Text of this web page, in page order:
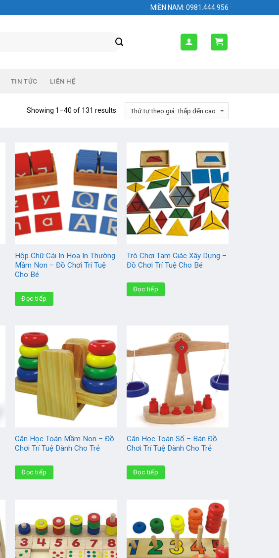
MIỀN NAM: 0981.444.956
TIN TỨC LIÊN HỆ
Showing 1–40 of 131 results
Hộp Chữ Cái In Hoa In Thường
Mầm Non – Đồ Chơi Trí Tuệ
Cho Bé
Đọc tiếp
Trò Chơi Tam Giác Xây Dựng –
Đồ Chơi Trí Tuệ Cho Bé
Đọc tiếp
Cân Học Toán Mầm Non – Đồ
Chơi Trí Tuệ Dành Cho Trẻ
Đọc tiếp
Cân Học Toán Số – Bán Đồ
Chơi Trí Tuệ Dành Cho Trẻ
Đọc tiếp